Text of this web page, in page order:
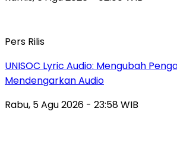
Pers Rilis
UNISOC Lyric Audio: Mengubah
Mendengarkan Audio
Rabu, 5 Agu 2026 - 23:58 WIB